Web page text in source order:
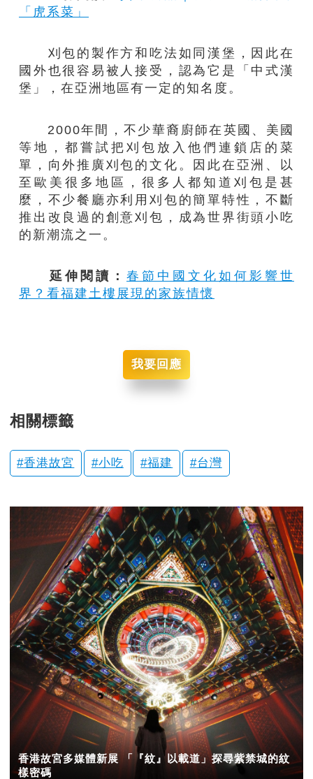
「虎系菜」
刈包的製作方和吃法如同漢堡，因此在
國外也很容易被人接受，認為它是「中式漢
堡」，在亞洲地區有一定的知名度。
2000年間，不少華裔廚師在英國、美國
等地，都嘗試把刈包放入他們連鎖店的菜
單，向外推廣刈包的文化。因此在亞洲、以
至歐美很多地區，很多人都知道刈包是甚
麼，不少餐廳亦利用刈包的簡單特性，不斷
推出改良過的創意刈包，成為世界街頭小吃
的新潮流之一。
延伸閱讀：春節中國文化如何影響世
界？看福建土樓展現的家族情懷
我要回應
相關標籤
香港故宮 小吃 福建 台灣
香港故宮多媒體新展 「『紋』以載道」探尋紫禁城的紋
樣密碼